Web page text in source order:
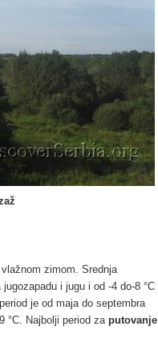
zimom. Srednja
i jugu i od -4 do-8 °C
je od maja do septembra
°C. Najbolji period zaputovanje